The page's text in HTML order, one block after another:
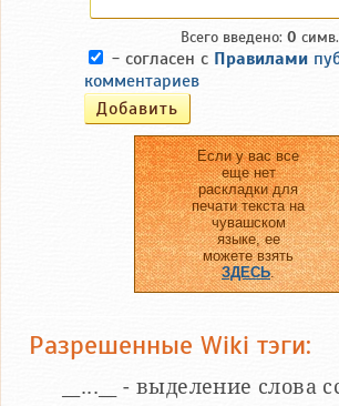
Всего введено: 0
- согласен с Правилами
комментариев
Если у вас все
еще нет
раскладки для
печати текста на
чувашском
языке, ее
можете взять
ЗДЕСЬ.
Разрешенные Wiki тэги:
__...__ - выделение слова